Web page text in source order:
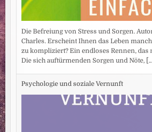
Die Befreiung von Stress und Sorgen.
Charles. Erscheint Ihnen das Leben
zu kompliziert? Ein endloses Rennen, das
Die sich auftürmenden Sorgen und Nöte,
Psychologie und soziale Vernunft